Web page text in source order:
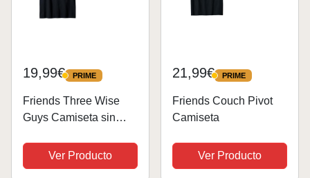
19,99€ PRIME
PRIME
Friends Three Wise
Guys Camiseta sin
Ver Producto
21,99€ PRIME
PRIME
Friends Couch Pivot
Camiseta
Ver Producto